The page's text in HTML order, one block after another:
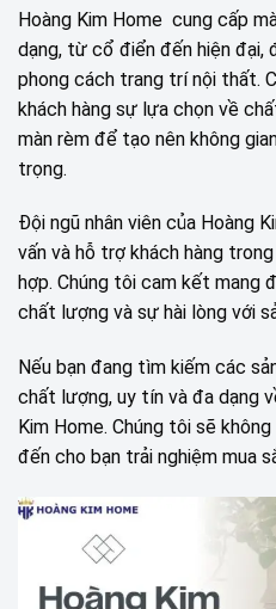
Hoàng Kim Home cung cấp
dạng, từ cổ điển đến hiện đại,
phong cách trang trí nội thất.
khách hàng sự lựa chọn về
màn rèm để tạo nên không
trọng.
Đội ngũ nhân viên của Hoàng
vấn và hỗ trợ khách hàng
hợp. Chúng tôi cam kết mang
chất lượng và sự hài lòng với
Nếu bạn đang tìm kiếm các
chất lượng, uy tín và đa dạng
Kim Home. Chúng tôi sẽ
đến cho bạn trải nghiệm mua